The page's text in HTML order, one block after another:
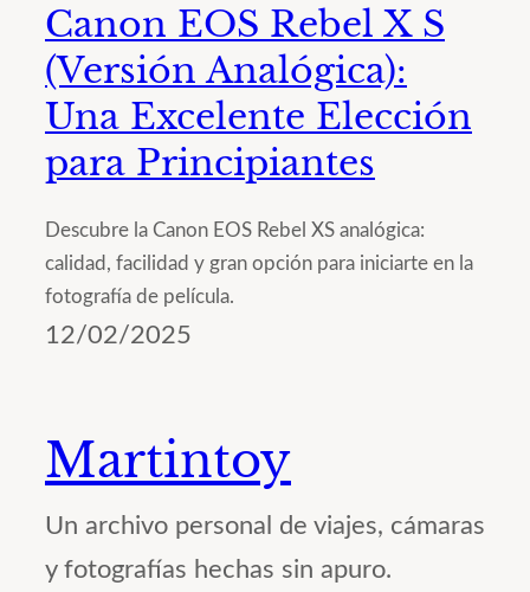
Canon EOS Rebel X S
(Versión Analógica):
Una Excelente Elección
para Principiantes
Descubre la Canon EOS Rebel XS analógica:
calidad, facilidad y gran opción para iniciarte en la
fotografía de película.
12/02/2025
Martintoy
Un archivo personal de viajes, cámaras
y fotografías hechas sin apuro.